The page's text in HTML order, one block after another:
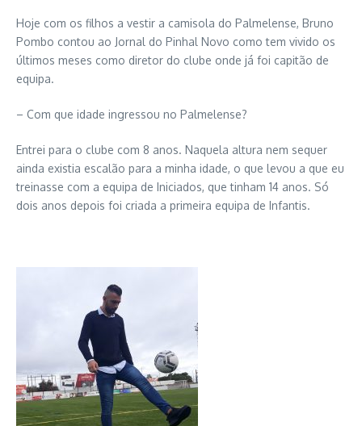
Hoje com os filhos a vestir a camisola do Palmelense, Bruno
Pombo contou ao Jornal do Pinhal Novo como tem vivido os
últimos meses como diretor do clube onde já foi capitão de
equipa.
– Com que idade ingressou no Palmelense?
Entrei para o clube com 8 anos. Naquela altura nem sequer
ainda existia escalão para a minha idade, o que levou a que eu
treinasse com a equipa de Iniciados, que tinham 14 anos. Só
dois anos depois foi criada a primeira equipa de Infantis.